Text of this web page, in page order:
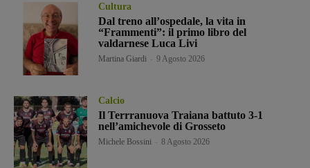
Cultura
Dal treno all’ospedale, la vita in
“Frammenti”: il primo libro del
valdarnese Luca Livi
Martina Giardi 9 Agosto 2026
Calcio
Il Terrranuova Traiana battuto 3-1
nell’amichevole di Grosseto
Michele Bossini 8 Agosto 2026